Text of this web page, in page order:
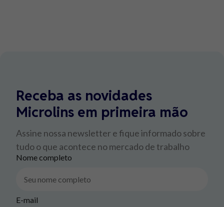
Receba as novidades
Microlins em primeira mão
Assine nossa newsletter e fique informado sobre
tudo o que acontece no mercado de trabalho
Nome completo
E-mail